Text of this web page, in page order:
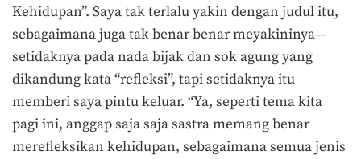
Kehidupan”. Saya tak terlalu yakin dengan judul itu,
sebagaimana juga tak benar-benar meyakininya—
setidaknya pada nada bijak dan sok agung yang
dikandung kata “refleksi”, tapi setidaknya itu
memberi saya pintu keluar. “Ya, seperti tema kita
pagi ini, anggap saja saja sastra memang benar
merefleksikan kehidupan, sebagaimana semua jenis